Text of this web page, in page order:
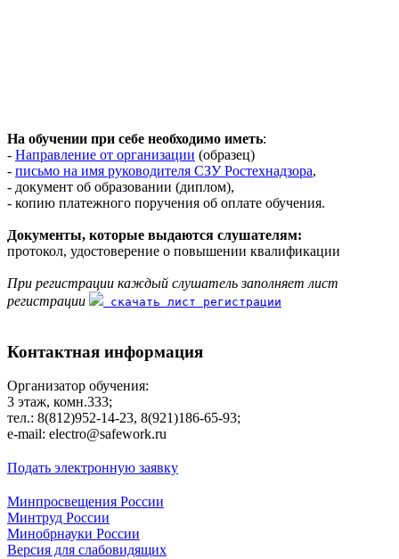
На обучении при себе необходимо иметь:
- Направление от организации (образец)
- письмо на имя руководителя СЗУ Ростехнадзора,
- документ об образовании (диплом),
- копию платежного поручения об оплате обучения.
Документы, которые выдаются слушателям:
протокол, удостоверение о повышении квалификации
При регистрации каждый слушатель заполняет лист
регистрации
скачать лист регистрации
Контактная информация
Организатор обучения:
3 этаж, комн.333;
тел.: 8(812)952-14-23, 8(921)186-65-93;
е-mаil: electro@safework.ru
Подать электронную заявку
Минпросвещения России
Минтруд России
Минобрнауки России
Версия для слабовидящих